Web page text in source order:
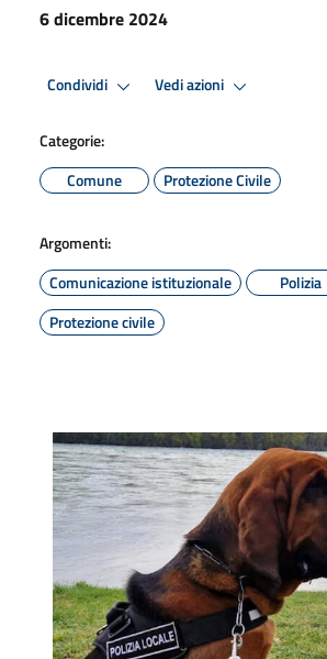
6 dicembre 2024
Condividi Vedi azioni
Categorie:
Comune
Protezione Civile
Argomenti:
Comunicazione istituzionale
Polizia
Protezione civile